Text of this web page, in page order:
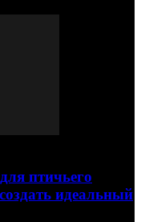
птичьего
идеальный